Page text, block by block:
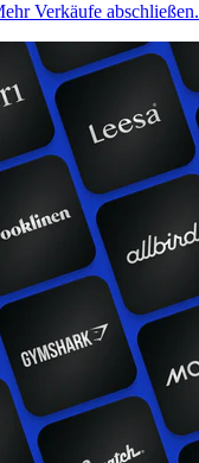
Verkäufe abschließen.